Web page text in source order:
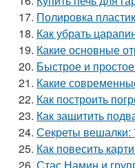
17. Полировка
18. Как убрать
19. Какие основные
20. Быстрое и
21. Какие
22. Как построить
23. Как защитить
24. Секреты вешалки:
25. Как повесить